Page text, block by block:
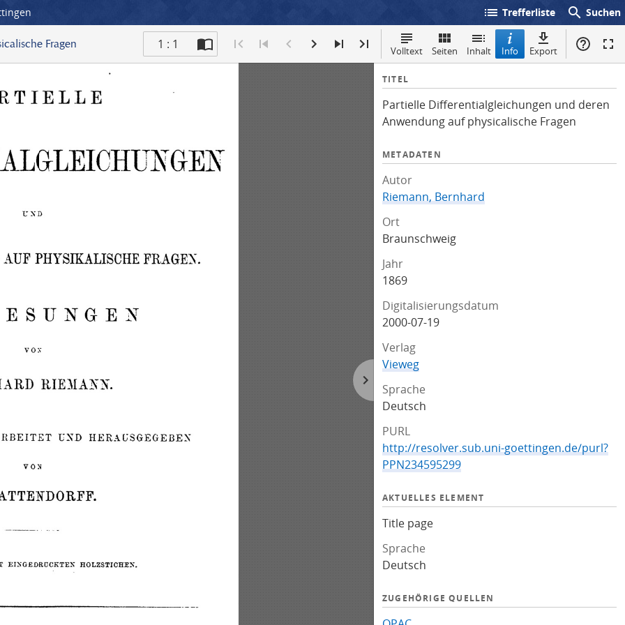
list Trefferliste search Suchen
Fragen 1 : 1 Volltext Seiten Inhalt Info Export
I
f
o
TITEL
Partielle Differentialgleichungen und deren
Anwendung auf physicalische Fragen
METADATEN
Autor
Riemann, Bernhard
Ort
Braunschweig
Jahr
1869
Digitalisierungsdatum
2000-07-19
Verlag
Vieweg
Sprache
Deutsch
PURL
http://resolver.sub.uni-goettingen.de/purl?
PPN234595299
AKTUELLES ELEMENT
Title page
Sprache
Deutsch
ZUGEHÖRIGE QUELLEN